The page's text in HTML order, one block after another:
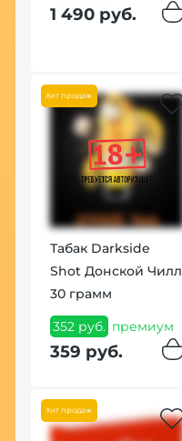
1 490 руб.
Хит продаж
Табак Darkside
Shot Донской Чилл
30 грамм
352 руб. премиум
359 руб.
Хит продаж